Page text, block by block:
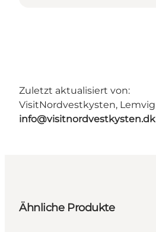
Zuletzt aktualisiert von:
VisitNordvestkysten, Lemvig
info@visitnordvestkysten.dk
Ähnliche Produkte